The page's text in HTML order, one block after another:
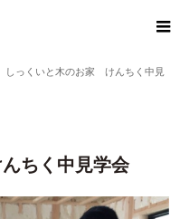
しっくいと木のお家 けんちく中見
ちく中見学会